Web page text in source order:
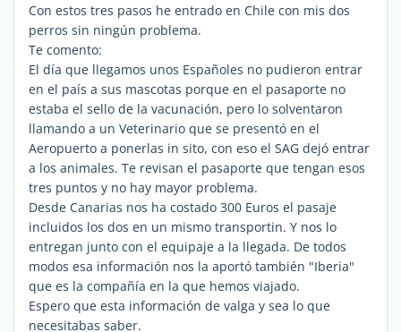
Con estos tres pasos he entrado en Chile con mis dos
perros sin ningún problema.
Te comento:
El día que llegamos unos Españoles no pudieron entrar
en el país a sus mascotas porque en el pasaporte no
estaba el sello de la vacunación, pero lo solventaron
llamando a un Veterinario que se presentó en el
Aeropuerto a ponerlas in sito, con eso el SAG dejó entrar
a los animales. Te revisan el pasaporte que tengan esos
tres puntos y no hay mayor problema.
Desde Canarias nos ha costado 300 Euros el pasaje
incluidos los dos en un mismo transportin. Y nos lo
entregan junto con el equipaje a la llegada. De todos
modos esa información nos la aportó también "Iberia"
que es la compañía en la que hemos viajado.
Espero que esta información de valga y sea lo que
necesitabas saber.